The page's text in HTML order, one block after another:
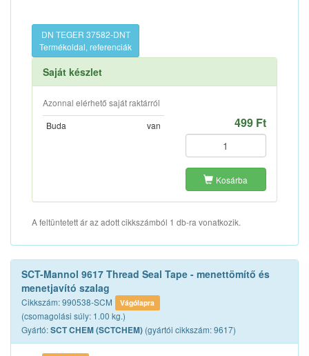
DN TEGER 37582-DNT
Termékoldal, referenciák
Saját készlet
Azonnal elérhető saját raktárról
Buda
van 499 Ft
Kosárba
A feltüntetett ár az adott cikkszámból 1 db-ra vonatkozik.
SCT-Mannol 9617 Thread Seal Tape - menettömítő és
menetjavító szalag
Cikkszám: 990538-SCM Vágólapra
(csomagolási súly: 1.00 kg.)
Gyártó:SCT CHEM (SCTCHEM) (gyártói cikkszám: 9617)